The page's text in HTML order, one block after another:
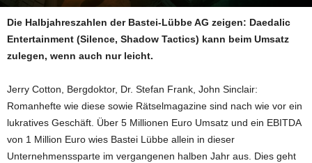
Die Halbjahreszahlen der Bastei-Lübbe AG zeigen: Daedalic
Entertainment (Silence, Shadow Tactics) kann beim Umsatz
zulegen, wenn auch nur leicht.
Jerry Cotton, Bergdoktor, Dr. Stefan Frank, John Sinclair:
Romanhefte wie diese sowie Rätselmagazine sind nach wie vor ein
lukratives Geschäft. Über 5 Millionen Euro Umsatz und ein EBITDA
von 1 Million Euro wies Bastei Lübbe allein in dieser
Unternehmenssparte im vergangenen halben Jahr aus. Dies geht